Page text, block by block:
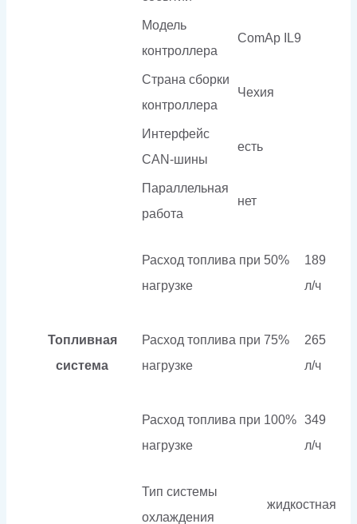
Модель
контроллера
ComAp IL9
Страна сборки
контроллера
Чехия
Интерфейс
CAN-шины
есть
Параллельная
работа
нет
Топливная
система
Расход топлива при 50%
нагрузке
189
л/ч
Расход топлива при 75%
нагрузке
265
л/ч
Расход топлива при 100%
нагрузке
349
л/ч
Тип системы
охлаждения
жидкостная